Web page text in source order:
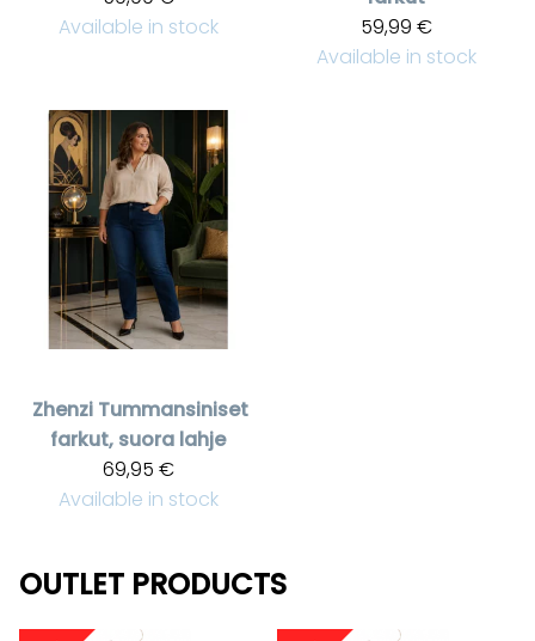
Available in stock
59,99 €
Available in stock
Zhenzi Tummansiniset
farkut, suora lahje
69,95 €
Available in stock
OUTLET PRODUCTS